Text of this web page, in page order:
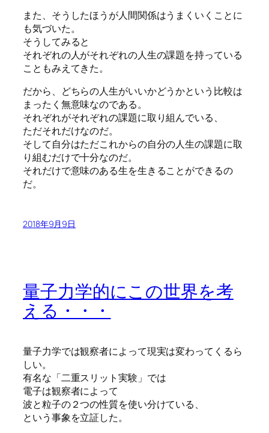
また、そうしたほうが人間関係はうまくいくことに
も気づいた。
そうしてみると
それぞれの人がそれぞれの人生の課題を持っている
こともみえてきた。
だから、どちらの人生がいいかどうかという比較は
まったく無意味なのである。
それぞれがそれぞれの課題に取り組んでいる、
ただそれだけなのだ。
そして自分はただこれからの自分の人生の課題に取
り組むだけで十分なのだ。
それだけで意味のある生を生きることができるの
だ。
2018年9月9日
量子力学的にこの世界を考
える・・・
量子力学では観察者によって現実は変わってくるら
しい。
有名な「二重スリット実験」では
電子は観察者によって
波と粒子の２つの性質を使い分けている、
という事象を立証した。